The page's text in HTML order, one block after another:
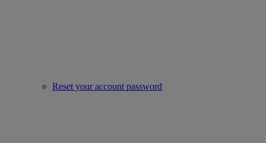
Reset your account password